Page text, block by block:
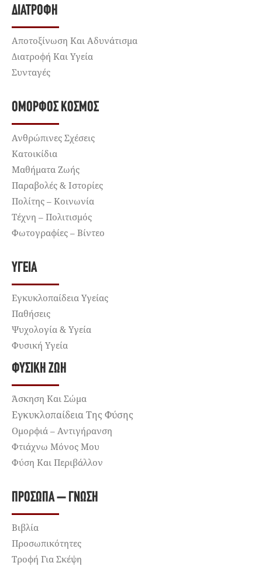
ΔΙΑΤΡΟΦΉ
Αποτοξίνωση Και Αδυνάτισμα
Διατροφή Και Υγεία
Συνταγές
ΌΜΟΡΦΟΣ ΚΌΣΜΟΣ
Ανθρώπινες Σχέσεις
Κατοικίδια
Μαθήματα Ζωής
Παραβολές & Ιστορίες
Πολίτης – Κοινωνία
Τέχνη – Πολιτισμός
Φωτογραφίες – Βίντεο
ΥΓΕΊΑ
Εγκυκλοπαίδεια Υγείας
Παθήσεις
Ψυχολογία & Υγεία
Φυσική Υγεία
ΦΥΣΙΚΉ ΖΩΉ
Άσκηση Και Σώμα
Εγκυκλοπαίδεια Της Φύσης
Ομορφιά – Αντιγήρανση
Φτιάχνω Μόνος Μου
Φύση Και Περιβάλλον
ΠΡΌΣΩΠΑ – ΓΝΏΣΗ
Βιβλία
Προσωπικότητες
Τροφή Για Σκέψη